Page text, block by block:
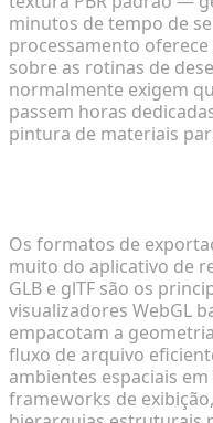
minutos de tempo de
processamento
sobre as rotinas de
normalmente exigem
passem horas
pintura de materiais
Os formatos de
muito do aplicativo de
GLB e glTF são os
visualizadores WebGL
empacotam a
fluxo de arquivo
ambientes espaciais
frameworks de